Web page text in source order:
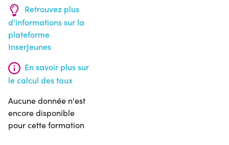
Retrouvez plus
d'informations sur la
plateforme
InserJeunes
En savoir plus sur
le calcul des taux
Aucune donnée n'est
encore disponible
pour cette formation